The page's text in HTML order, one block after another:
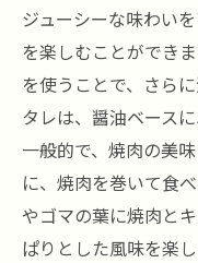
ジューシーな味わい
を楽しむことができ
を使うことで、さら
タレは、醤油ベース
一般的で、焼肉の美
に、焼肉を巻いて食
やゴマの葉に焼肉と
ぱりとした風味を楽